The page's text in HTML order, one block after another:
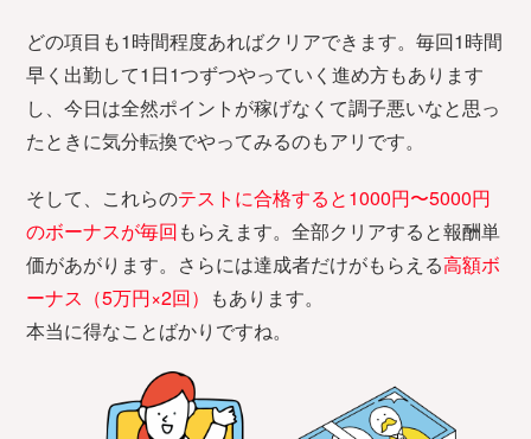
どの項目も1時間程度あればクリアできます。毎回1時間
早く出勤して1日1つずつやっていく進め方もあります
し、今日は全然ポイントが稼げなくて調子悪いなと思っ
たときに気分転換でやってみるのもアリです。
そして、これらのテストに合格すると1000円〜5000円
のボーナスが毎回もらえます。全部クリアすると報酬単
価があがります。さらには達成者だけがもらえる高額ボ
ーナス（5万円×2回） もあります。
本当に得なことばかりですね。